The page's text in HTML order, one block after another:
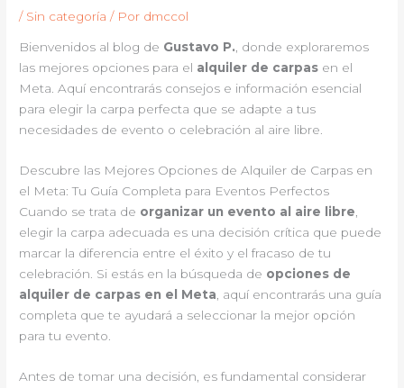
/ Sin categoría / Por dmccol
Bienvenidos al blog de Gustavo P., donde exploraremos
las mejores opciones para el alquiler de carpas en el
Meta. Aquí encontrarás consejos e información esencial
para elegir la carpa perfecta que se adapte a tus
necesidades de evento o celebración al aire libre.
Descubre las Mejores Opciones de Alquiler de Carpas en
el Meta: Tu Guía Completa para Eventos Perfectos
Cuando se trata de organizar un evento al aire libre
elegir la carpa adecuada es una decisión crítica que puede
marcar la diferencia entre el éxito y el fracaso de tu
celebración. Si estás en la búsqueda de opciones de
alquiler de carpas en el Meta , aquí encontrarás una guía
completa que te ayudará a seleccionar la mejor opción
para tu evento.
Antes de tomar una decisión, es fundamental considerar